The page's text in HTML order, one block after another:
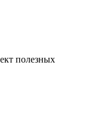
полезных